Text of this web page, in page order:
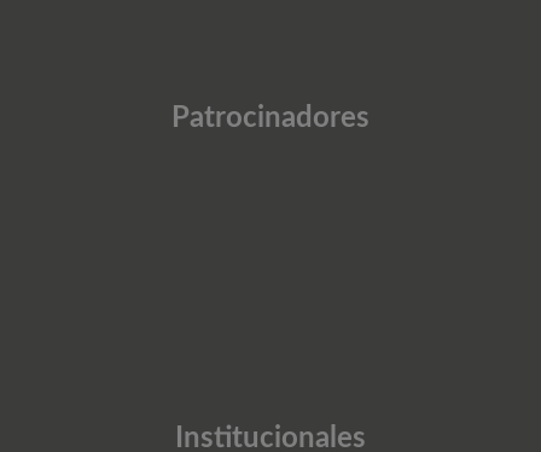
Patrocinadores
Institucionales